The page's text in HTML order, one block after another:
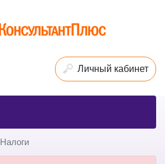
Личный кабинет
Налоги